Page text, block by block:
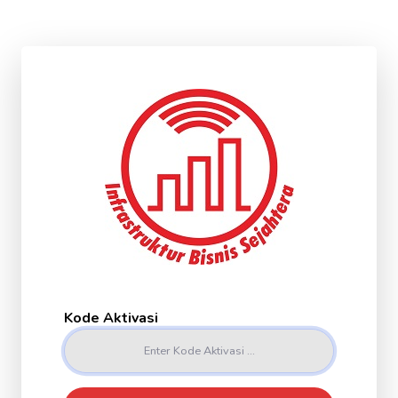
Kode Aktivasi